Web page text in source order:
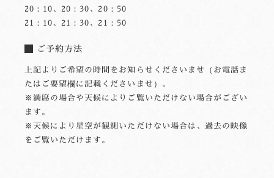
20：10、20：30、20：50
21：10、21：30、21：50
ご予約方法
上記よりご希望の時間をお知らせくださいませ（お電話ま
たはご要望欄に記載くださいませ）。
※満席の場合や天候によりご覧いただけない場合がござい
ます。
※天候により星空が観測いただけない場合は、過去の映像
をご覧いただけます。